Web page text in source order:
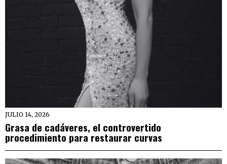
JULIO 14, 2026
Grasa de cadáveres, el controvertido
procedimiento para restaurar curvas